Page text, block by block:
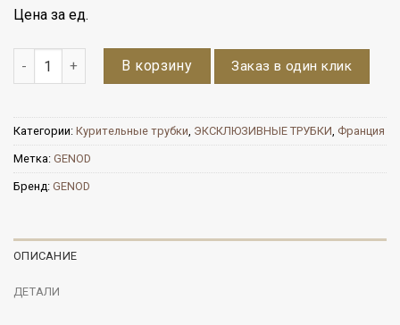
Цена за ед.
Количество В корзину Заказ в один клик
Категории: Курительные трубки ЭКСКЛЮЗИВНЫЕ ТРУБКИ Франция
Метка: GENOD
Бренд: GENOD
ОПИСАНИЕ
ДЕТАЛИ